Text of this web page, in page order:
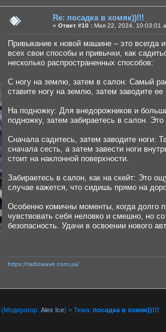
Re: посадка в хомяк))!!!
« Ответ #10 : Мая 22, 2024, 10:03:01
Привыкание к новой машине – это всегда
всех свои способы и привычки, как
несколько распространенных способов:
С ногу на землю, затем в салон: Самый
ставите ногу на землю, затем заводите
На подножку: Для внедорожников и
подножку, затем забираетесь в салон.
Сначала садитесь, затем заводите ноги:
сначала сесть, а затем завести ноги
стоит на наклонной поверхности.
Забираетесь в салон, как на скейт: Это
случае кажется, что сидишь прямо на
Особенно комичны моменты, когда долго
чувствовать себя неловко и смешно, но
безопасность. Удачи в освоении нового
https://radiowave.com.ua/
(Модератор: Alex Ice) > Тема: посадка в хомяк))!!!